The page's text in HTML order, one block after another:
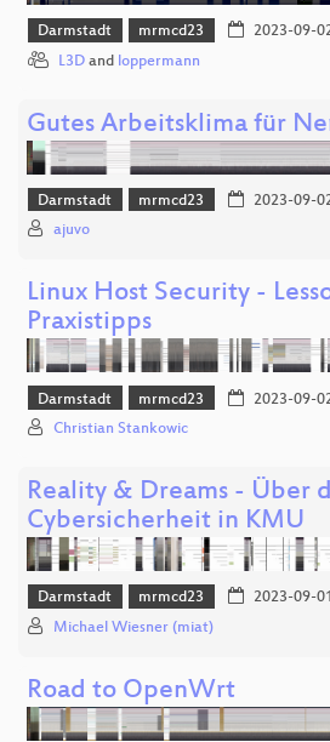
Darmstadt mrmcd23 2023-09-
L3D and loppermann
Gutes Arbeitsklima für
Darmstadt mrmcd23 2023-09-
ajuvo
Linux Host Security -
Praxistipps
Darmstadt mrmcd23 2023-09-
Christian Stankowic
Reality & Dreams - Über
Cybersicherheit in KMU
Darmstadt mrmcd23 2023-09-01
Michael Wiesner (miat)
Road to OpenWrt